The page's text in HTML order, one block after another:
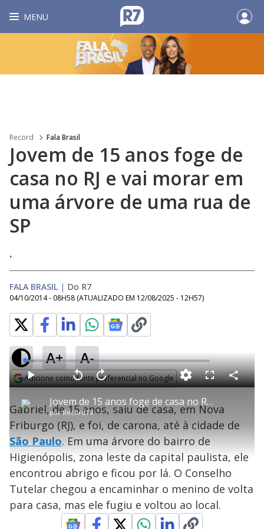
MENU
Record Fala Brasil
Jovem de 15 anos foge de
casa no RJ e vai morar em
uma árvore de uma rua de
SP
.
FALA BRASIL | Do R7
04/10/2014 - 08H58 (ATUALIZADO EM 12/08/2025 - 12H57)
A+ A-
Adicione como fonte preferencial no Google
P
l
a
y
Jovem de 15 anos foge de casa no RJ e vai morar em uma árvore de uma rua de SP
porRecordTV
P V
t
a
r
0
e
g
n
d
s
A
a
n
ç
a
r
s
e
u
n
L
o
a
d
e
5
.
1
4
%
F
l
s
c
e
C
o
i
l
Gabriel, de 15 anos, saiu de casa, em Nova
Friburgo (RJ), e foi, de carona, até à cidade de
São Paulo. Em uma árvore do bairro de
Higienópolis, zona leste da capital paulista, ele
encontrou abrigo e ficou por lá. O Conselho
Tutelar chegou a encaminhar o menino de volta
para casa, mas ele fugiu e voltou ao local.